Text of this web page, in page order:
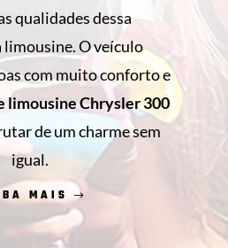
qualidades dessa
limousine. O veículo
com muito conforto e
limousine Chrysler 300
de um charme sem
igual.
MAIS